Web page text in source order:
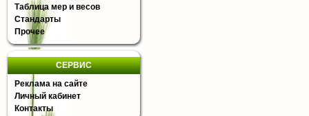
Таблица мер и весов
Стандарты
Прочее
СЕРВИС
Реклама на сайте
Личный кабинет
Контакты